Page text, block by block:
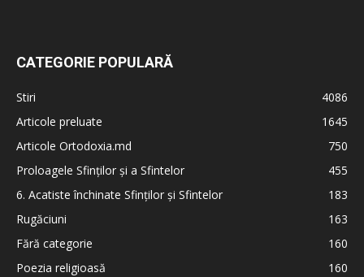
CATEGORIE POPULARĂ
Stiri
4086
Articole preluate
1645
Articole Ortodoxia.md
750
Proloagele Sfinților și a Sfintelor
455
6. Acatiste închinate Sfinților și Sfintelor
183
Rugăciuni
163
Fără categorie
160
Poezia religioasă
160